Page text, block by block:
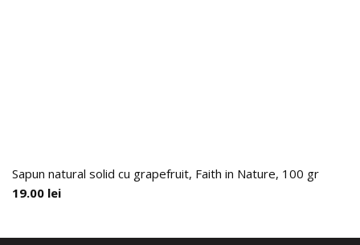
Sapun natural solid cu grapefruit, Faith in Nature, 100 gr
19.00 lei